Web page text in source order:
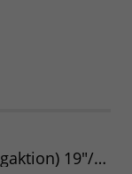
H6 RS 2.0 TSI 195kW DSG (Leasingaktion) 19"/NAV/MATRIX/PANO/AHK/EASY/HEADUP/CANTON/ASSIST/WINTER/360/UVM.